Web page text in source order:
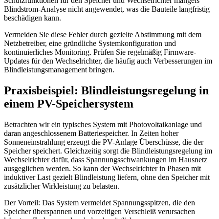
Blindstrom-Analyse nicht angewendet, was die Bauteile langfristig
beschädigen kann.
Vermeiden Sie diese Fehler durch gezielte Abstimmung mit dem
Netzbetreiber, eine gründliche Systemkonfiguration und
kontinuierliches Monitoring. Prüfen Sie regelmäßig Firmware-
Updates für den Wechselrichter, die häufig auch Verbesserungen im
Blindleistungsmanagement bringen.
Praxisbeispiel: Blindleistungsregelung in
einem PV-Speichersystem
Betrachten wir ein typisches System mit Photovoltaikanlage und
daran angeschlossenem Batteriespeicher. In Zeiten hoher
Sonneneinstrahlung erzeugt die PV-Anlage Überschüsse, die der
Speicher speichert. Gleichzeitig sorgt die Blindleistungsregelung im
Wechselrichter dafür, dass Spannungsschwankungen im Hausnetz
ausgeglichen werden. So kann der Wechselrichter in Phasen mit
induktiver Last gezielt Blindleistung liefern, ohne den Speicher mit
zusätzlicher Wirkleistung zu belasten.
Der Vorteil: Das System vermeidet Spannungsspitzen, die den
Speicher überspannen und vorzeitigen Verschleiß verursachen